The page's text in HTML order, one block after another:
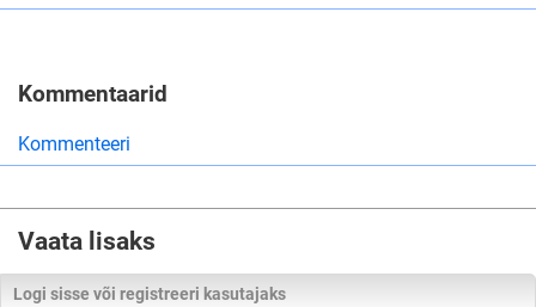
Kommentaarid
Kommenteeri
Vaata lisaks
Logi sisse või registreeri kasutajaks